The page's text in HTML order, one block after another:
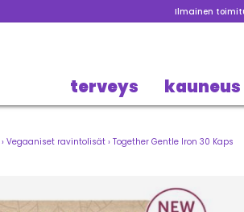
Ilmainen
terveys kauneus
› Vegaaniset ravintolisät › Together Gentle Iron 30 Kaps